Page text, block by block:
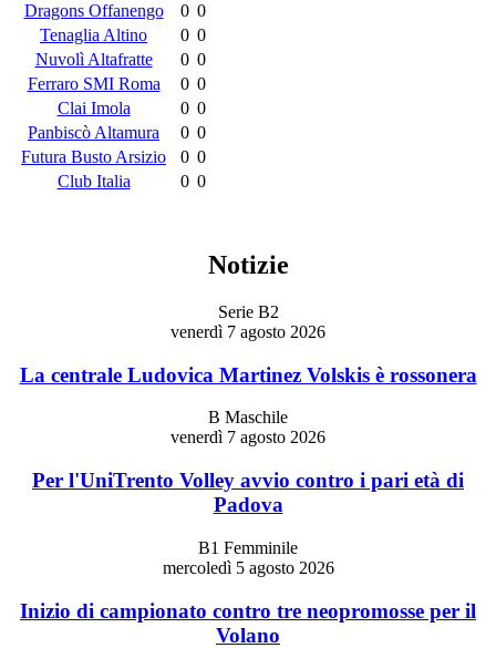
Dragons Offanengo 0 0
Tenaglia Altino
0 0
Nuvolì Altafratte
0 0
Ferraro SMI Roma
0 0
Clai Imola
0 0
Panbiscò Altamura
0 0
Futura Busto Arsizio
0 0
Club Italia
0 0
Notizie
Serie B2
venerdì 7 agosto 2026
La centrale Ludovica Martinez Volskis è rossonera
B Maschile
venerdì 7 agosto 2026
Per l'UniTrento Volley avvio contro i pari età di
Padova
B1 Femminile
mercoledì 5 agosto 2026
Inizio di campionato contro tre neopromosse per il
Volano